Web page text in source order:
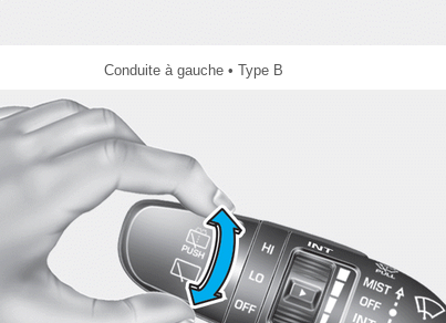
Conduite à gauche • Type B